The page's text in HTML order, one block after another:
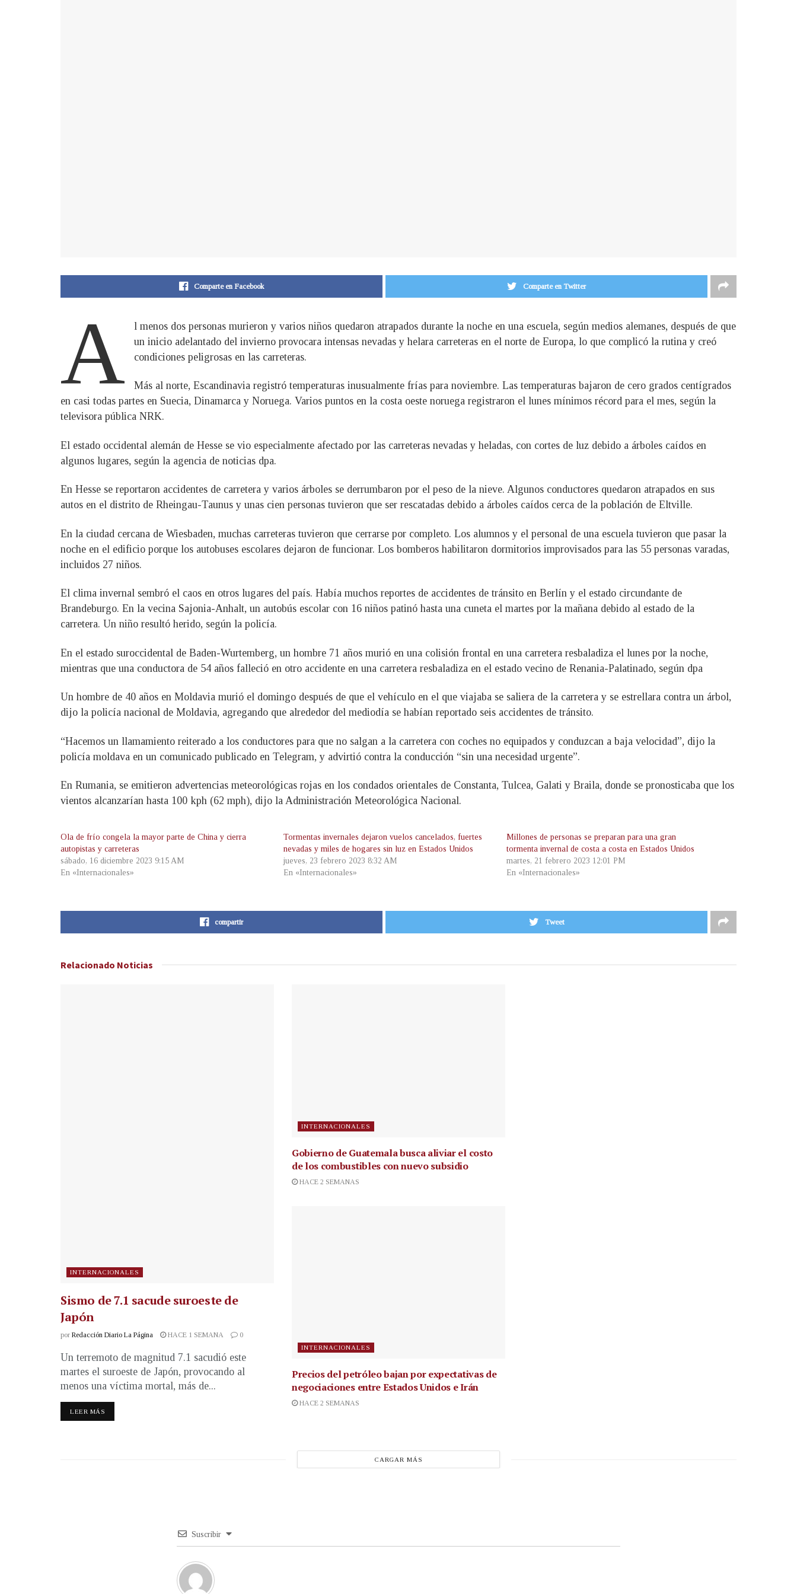
Comparte en Facebook Comparte en Twitter
A
l menos dos personas murieron y varios niños quedaron atrapados durante la noche en una escuela, según medios alemanes, después de que
un inicio adelantado del invierno provocara intensas nevadas y helara carreteras en el norte de Europa, lo que complicó la rutina y creó
condiciones peligrosas en las carreteras.
Más al norte, Escandinavia registró temperaturas inusualmente frías para noviembre. Las temperaturas bajaron de cero grados centígrados
en casi todas partes en Suecia, Dinamarca y Noruega. Varios puntos en la costa oeste noruega registraron el lunes mínimos récord para el mes, según la
televisora pública NRK.
El estado occidental alemán de Hesse se vio especialmente afectado por las carreteras nevadas y heladas, con cortes de luz debido a árboles caídos en
algunos lugares, según la agencia de noticias dpa.
En Hesse se reportaron accidentes de carretera y varios árboles se derrumbaron por el peso de la nieve. Algunos conductores quedaron atrapados en sus
autos en el distrito de Rheingau-Taunus y unas cien personas tuvieron que ser rescatadas debido a árboles caídos cerca de la población de Eltville.
En la ciudad cercana de Wiesbaden, muchas carreteras tuvieron que cerrarse por completo. Los alumnos y el personal de una escuela tuvieron que pasar la
noche en el edificio porque los autobuses escolares dejaron de funcionar. Los bomberos habilitaron dormitorios improvisados para las 55 personas varadas,
incluidos 27 niños.
El clima invernal sembró el caos en otros lugares del país. Había muchos reportes de accidentes de tránsito en Berlín y el estado circundante de
Brandeburgo. En la vecina Sajonia-Anhalt, un autobús escolar con 16 niños patinó hasta una cuneta el martes por la mañana debido al estado de la
carretera. Un niño resultó herido, según la policía.
En el estado suroccidental de Baden-Wurtemberg, un hombre 71 años murió en una colisión frontal en una carretera resbaladiza el lunes por la noche,
mientras que una conductora de 54 años falleció en otro accidente en una carretera resbaladiza en el estado vecino de Renania-Palatinado, según dpa
Un hombre de 40 años en Moldavia murió el domingo después de que el vehículo en el que viajaba se saliera de la carretera y se estrellara contra un árbol,
dijo la policía nacional de Moldavia, agregando que alrededor del mediodía se habían reportado seis accidentes de tránsito.
“Hacemos un llamamiento reiterado a los conductores para que no salgan a la carretera con coches no equipados y conduzcan a baja velocidad”, dijo la
policía moldava en un comunicado publicado en Telegram, y advirtió contra la conducción “sin una necesidad urgente”.
En Rumania, se emitieron advertencias meteorológicas rojas en los condados orientales de Constanta, Tulcea, Galati y Braila, donde se pronosticaba que los
vientos alcanzarían hasta 100 kph (62 mph), dijo la Administración Meteorológica Nacional.
Ola de frío congela la mayor parte de China y cierra
autopistas y carreteras
sábado, 16 diciembre 2023 9:15 AM
En «Internacionales»
Tormentas invernales dejaron vuelos cancelados, fuertes
nevadas y miles de hogares sin luz en Estados Unidos
jueves, 23 febrero 2023 8:32 AM
En «Internacionales»
Millones de personas se preparan para una gran
tormenta invernal de costa a costa en Estados Unidos
martes, 21 febrero 2023 12:01 PM
En «Internacionales»
compartir Tweet
Relacionado Noticias
INTERNACIONALES
Sismo de 7.1 sacude suroeste de
Japón
por Redacción Diario La Página HACE 1 SEMANA 0
Un terremoto de magnitud 7.1 sacudió este
martes el suroeste de Japón, provocando al
menos una víctima mortal, más de...
LEER MÁS
INTERNACIONALES
Gobierno de Guatemala busca aliviar el costo
de los combustibles con nuevo subsidio
HACE 2 SEMANAS
INTERNACIONALES
Precios del petróleo bajan por expectativas de
negociaciones entre Estados Unidos e Irán
HACE 2 SEMANAS
CARGAR MÁS
Suscribir